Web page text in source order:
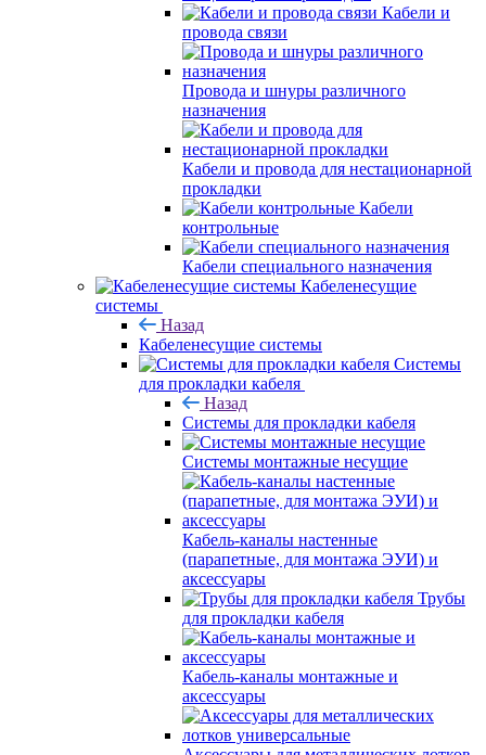
Кабели и
провода связи
Провода и шнуры различного
назначения
Кабели и провода для нестационарной
прокладки
Кабели
контрольные
Кабели специального назначения
Кабеленесущие
системы
Назад
Кабеленесущие системы
Системы
для прокладки кабеля
Назад
Системы для прокладки кабеля
Системы монтажные несущие
Кабель-каналы настенные
(парапетные, для монтажа ЭУИ) и
аксессуары
Трубы
для прокладки кабеля
Кабель-каналы монтажные и
аксессуары